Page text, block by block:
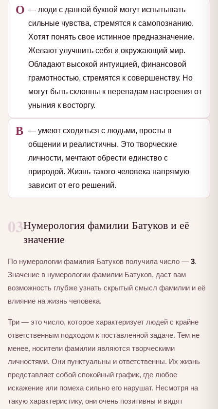
О — люди с данной буквой могут испытывать
сильные чувства, стремятся к самопознанию.
Хотят понять свое истинное предназначение.
Желают улучшить себя и окружающий мир.
Обладают высокой интуицией, финансовой
грамотностью, стремятся к совершенству. Но
могут быть склонны к перепадам настроения от
уныния к восторгу.
В — умеют сходиться с людьми, просты в
общении и реалистичны. Это творческие
личности, мечтают обрести единство с
природой. Жизнь такого человека напрямую
зависит от его решений.
03Нумерология фамилии Батуков и её
значение
По нумерологии фамилия Батуков получила число — 3.
Значение в нумерологии фамилии Батуков, даст вам
возможность глубже узнать скрытый смысл фамилии и её
влияние на жизнь человека.
Три — это число, которое характеризует людей с крайне
ответственным подходом к поставленной задаче. Тем не
менее, носители фамилии являются творческими
личностями. Они пунктуальны и ответственны. Их жизнь
представляет собой спокойный график, где любое
искажение или помеха сильно его нарушат. Несмотря на
такую характеристику, они очень позитивны и видят